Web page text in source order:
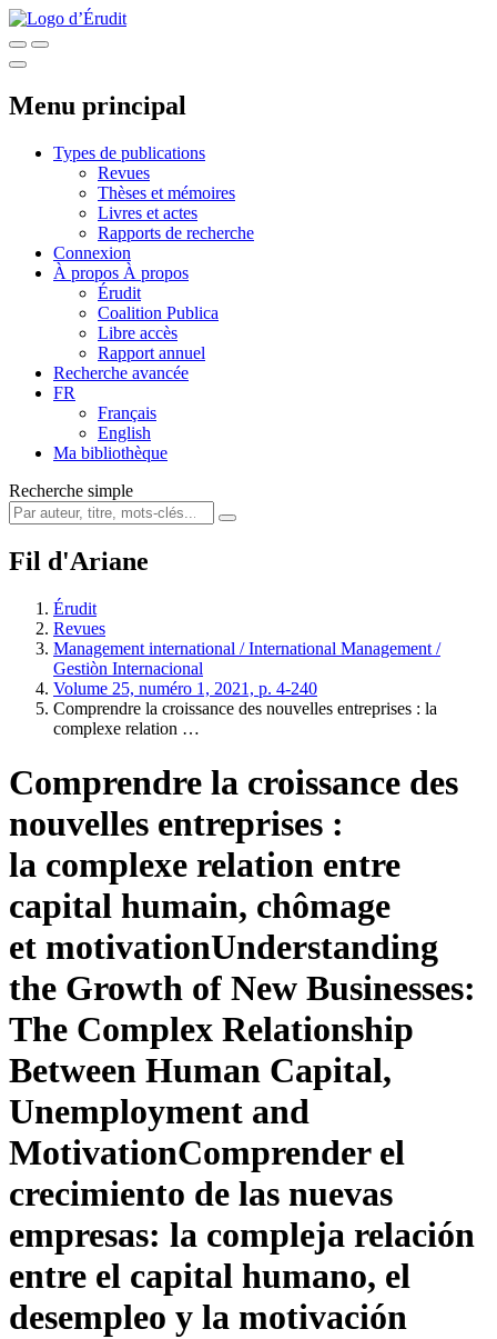
Menu principal
Types de publications
Revues
Thèses et mémoires
Livres et actes
Rapports de recherche
Connexion
À propos À propos
Érudit
Coalition Publica
Libre accès
Rapport annuel
Recherche avancée
FR
Français
English
Ma bibliothèque
Recherche simple
Fil d'Ariane
Érudit
Revues
Management international / International Management /
Gestiòn Internacional
Volume 25, numéro 1, 2021, p. 4-240
Comprendre la croissance des nouvelles entreprises : la
complexe relation …
Comprendre la croissance des
nouvelles entreprises :
la complexe relation entre
capital humain, chômage
et motivationUnderstanding
the Growth of New Businesses:
The Complex Relationship
Between Human Capital,
Unemployment and
MotivationComprender el
crecimiento de las nuevas
empresas: la compleja relación
entre el capital humano, el
desempleo y la motivación